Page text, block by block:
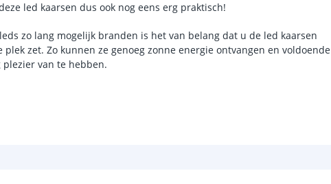
led kaarsen dus ook nog eens erg praktisch!
zo lang mogelijk branden is het van belang dat u de led kaarsen
zet. Zo kunnen ze genoeg zonne energie ontvangen en voldoende
plezier van te hebben.